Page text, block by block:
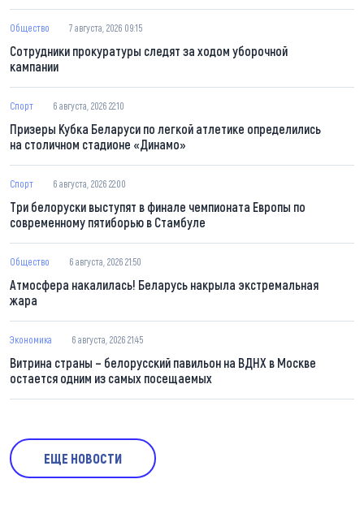
Общество 7 августа, 2026 09:15
Сотрудники прокуратуры следят за ходом уборочной
кампании
Спорт 6 августа, 2026 22:10
Призеры Кубка Беларуси по легкой атлетике определились
на столичном стадионе «Динамо»
Спорт 6 августа, 2026 22:00
Три белоруски выступят в финале чемпионата Европы по
современному пятиборью в Стамбуле
Общество 6 августа, 2026 21:50
Атмосфера накалилась! Беларусь накрыла экстремальная
жара
Экономика 6 августа, 2026 21:45
Витрина страны – белорусский павильон на ВДНХ в Москве
остается одним из самых посещаемых
ЕЩЕ НОВОСТИ